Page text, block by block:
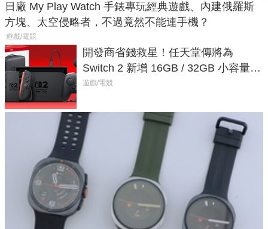
日廠 My Play Watch 手錶專玩經典遊戲、內建俄羅斯
方塊、太空侵略者，不過竟然不能連手機？
遊戲/電競
開發商省錢救星！任天堂傳將為
Switch 2 新增 16GB / 32GB 小容量遊
戲卡的選擇
遊戲/電競